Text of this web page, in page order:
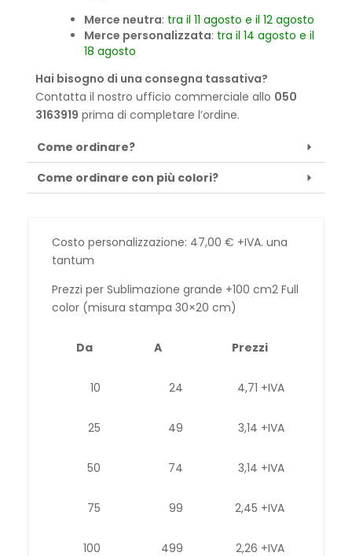
Merce neutra: tra il 11 agosto e il 12 agosto
Merce personalizzata: tra il 14 agosto e il
18 agosto
Hai bisogno di una consegna tassativa?
Contatta il nostro ufficio commerciale allo 050
3163919 prima di completare l’ordine.
Come ordinare?
Come ordinare con più colori?
Costo personalizzazione: 47,00 € +IVA. una
tantum
Prezzi per Sublimazione grande +100 cm2 Full
color (misura stampa 30×20 cm)
Da A Prezzi
10 24 4,71 +IVA
25 49 3,14 +IVA
50 74 3,14 +IVA
75 99 2,45 +IVA
100 499 2,26 +IVA